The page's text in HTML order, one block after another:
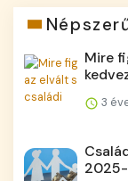
Mire
3
2025-